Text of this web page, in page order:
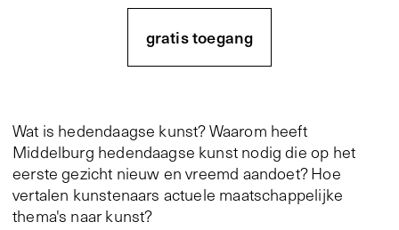
gratis toegang
Wat is hedendaagse kunst? Waarom heeft
Middelburg hedendaagse kunst nodig die op het
eerste gezicht nieuw en vreemd aandoet? Hoe
vertalen kunstenaars actuele maatschappelijke
thema's naar kunst?